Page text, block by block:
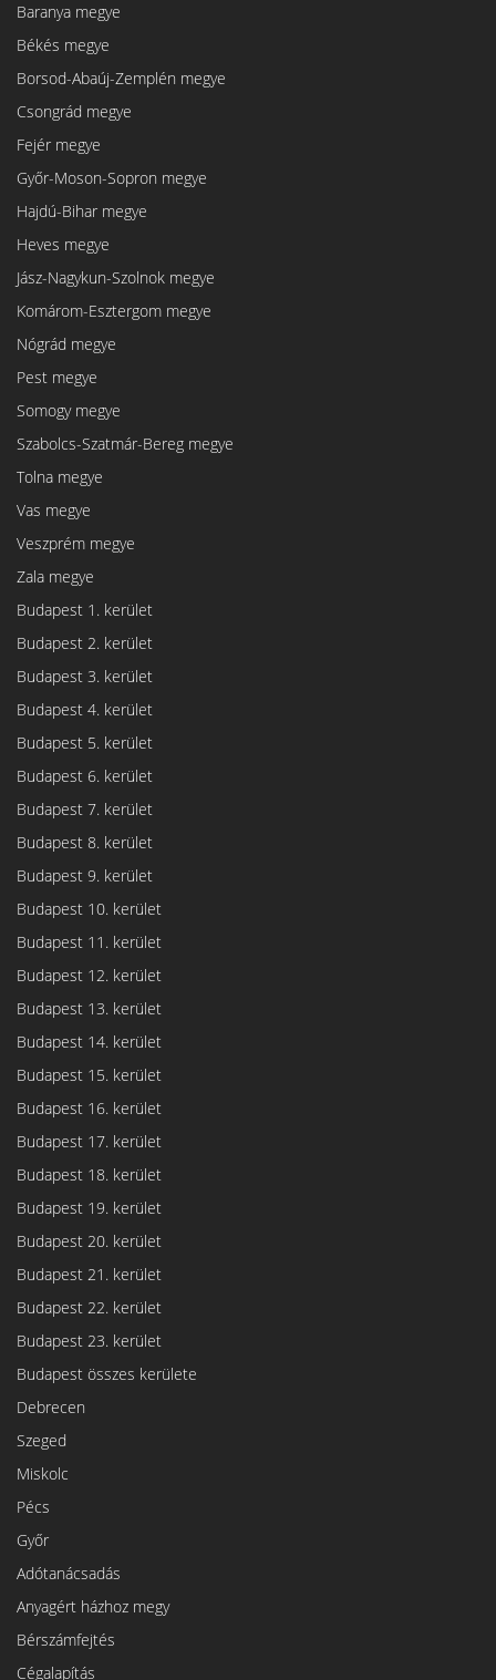
Baranya megye
Békés megye
Borsod-Abaúj-Zemplén megye
Csongrád megye
Fejér megye
Győr-Moson-Sopron megye
Hajdú-Bihar megye
Heves megye
Jász-Nagykun-Szolnok megye
Komárom-Esztergom megye
Nógrád megye
Pest megye
Somogy megye
Szabolcs-Szatmár-Bereg megye
Tolna megye
Vas megye
Veszprém megye
Zala megye
Budapest 1. kerület
Budapest 2. kerület
Budapest 3. kerület
Budapest 4. kerület
Budapest 5. kerület
Budapest 6. kerület
Budapest 7. kerület
Budapest 8. kerület
Budapest 9. kerület
Budapest 10. kerület
Budapest 11. kerület
Budapest 12. kerület
Budapest 13. kerület
Budapest 14. kerület
Budapest 15. kerület
Budapest 16. kerület
Budapest 17. kerület
Budapest 18. kerület
Budapest 19. kerület
Budapest 20. kerület
Budapest 21. kerület
Budapest 22. kerület
Budapest 23. kerület
Budapest összes kerülete
Debrecen
Szeged
Miskolc
Pécs
Győr
Adótanácsadás
Anyagért házhoz megy
Bérszámfejtés
Cégalapítás